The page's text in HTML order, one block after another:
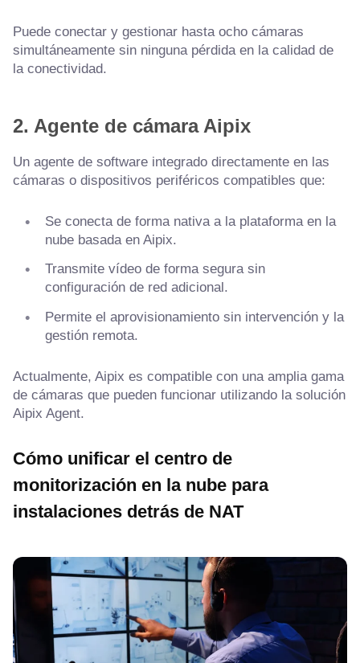
Puede conectar y gestionar hasta ocho cámaras
simultáneamente sin ninguna pérdida en la calidad de
la conectividad.
2. Agente de cámara Aipix
Un agente de software integrado directamente en las
cámaras o dispositivos periféricos compatibles que:
Se conecta de forma nativa a la plataforma en la
nube basada en Aipix.
Transmite vídeo de forma segura sin
configuración de red adicional.
Permite el aprovisionamiento sin intervención y la
gestión remota.
Actualmente, Aipix es compatible con una amplia gama
de cámaras que pueden funcionar utilizando la solución
Aipix Agent.
Cómo unificar el centro de
monitorización en la nube para
instalaciones detrás de NAT